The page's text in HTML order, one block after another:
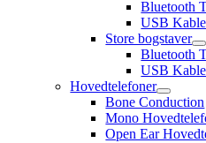
Bluetooth
USB
Store bogstaver
Bluetooth
USB
Hovedtelefoner
Bone Conduction
Mono
Open Ear